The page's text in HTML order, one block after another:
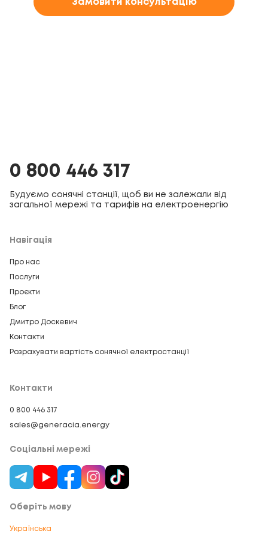
Замовити консультацію
0 800 446 317
Будуємо сонячні станції, щоб ви не залежали від
загальної мережі та тарифів на електроенергію
Навігація
Про нас
Послуги
Проєкти
Блог
Дмитро Доскевич
Контакти
Розрахувати вартість сонячної електростанції
Контакти
0 800 446 317
sales@generacia.energy
Соціальні мережі
Оберіть мову
Українська